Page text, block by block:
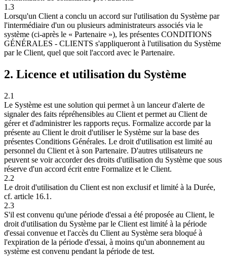
1.3
Lorsqu'un Client a conclu un accord sur l'utilisation du Système par
l'intermédiaire d'un ou plusieurs administrateurs associés via le
système (ci-après le « Partenaire »), les présentes CONDITIONS
GÉNÉRALES - CLIENTS s'appliqueront à l'utilisation du Système
par le Client, quel que soit l'accord avec le Partenaire.
2. Licence et utilisation du Système
2.1
Le Système est une solution qui permet à un lanceur d'alerte de
signaler des faits répréhensibles au Client et permet au Client de
gérer et d'administrer les rapports reçus. Formalize accorde par la
présente au Client le droit d'utiliser le Système sur la base des
présentes Conditions Générales. Le droit d'utilisation est limité au
personnel du Client et à son Partenaire. D'autres utilisateurs ne
peuvent se voir accorder des droits d'utilisation du Système que sous
réserve d'un accord écrit entre Formalize et le Client.
2.2
Le droit d'utilisation du Client est non exclusif et limité à la Durée,
cf. article 16.1.
2.3
S'il est convenu qu'une période d'essai a été proposée au Client, le
droit d'utilisation du Système par le Client est limité à la période
d'essai convenue et l'accès du Client au Système sera bloqué à
l'expiration de la période d'essai, à moins qu'un abonnement au
système est convenu pendant la période de test.